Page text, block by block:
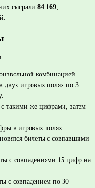
сыграли 84 169;
комбинацией
двух игровых полях по 3
с такими же цифрами, затем
в игровых полях.
билеты с совпавшими
с совпадениями 15 цифр на
с совпадением по 30